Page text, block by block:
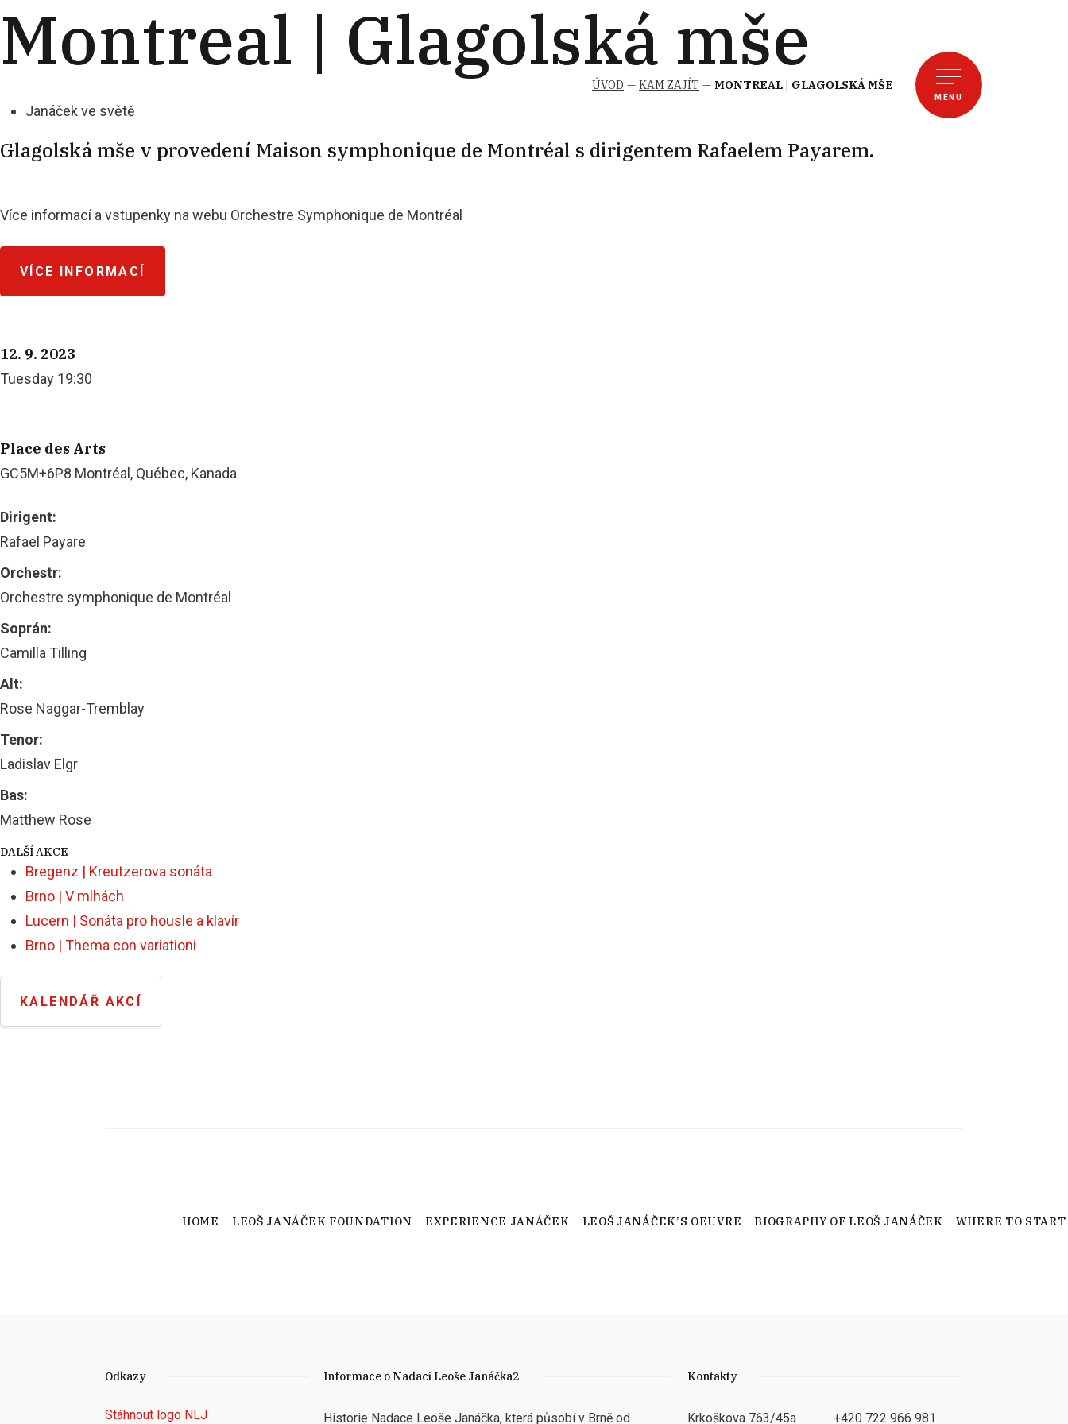
PŘESKOČIT NA OBSAH
ÚVOD KAM ZAJÍT MONTREAL | GLAGOLSKÁ MŠE
MENU
Montreal | Glagolská mše
Janáček ve světě
Glagolská mše v provedení Maison symphonique de Montréal s dirigentem Rafaelem Payarem.
Více informací a vstupenky na webu Orchestre Symphonique de Montréal
VÍCE INFORMACÍ
12. 9. 2023
Tuesday 19:30
Place des Arts
GC5M+6P8 Montréal, Québec, Kanada
Dirigent:
Rafael Payare
Orchestr:
Orchestre symphonique de Montréal
Soprán:
Camilla Tilling
Alt:
Rose Naggar-Tremblay
Tenor:
Ladislav Elgr
Bas:
Matthew Rose
DALŠÍ AKCE
Bregenz | Kreutzerova sonáta
Brno | V mlhách
Lucern | Sonáta pro housle a klavír
Brno | Thema con variationi
KALENDÁŘ AKCÍ
HOME LEOŠ JANÁČEK FOUNDATION EXPERIENCE JANÁČEK LEOŠ JANÁČEK’S OEUVRE BIOGRAPHY OF LEOŠ JANÁČEK WHERE TO
Odkazy
Stáhnout logo NLJ
Informace o Nadaci Leoše Janáčka2
Historie Nadace Leoše Janáčka, která působí v Brně od
Kontakty
Krkoškova 763/45a +420 722 966 981